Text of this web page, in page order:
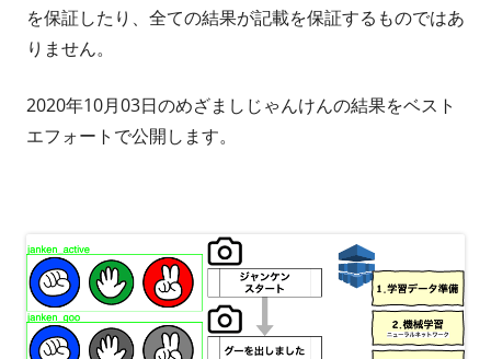
を保証したり、全ての結果が記載を保証するものではあ
りません。
2020年10月03日のめざましじゃんけんの結果をベスト
エフォートで公開します。